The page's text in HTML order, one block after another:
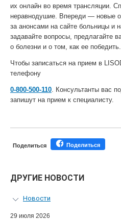
их онлайн во время трансляции.
неравнодушие. Впереди — новые
за анонсами на сайте больницы и
задавайте вопросы, предлагайте
о болезни и о том, как ее
Чтобы записаться на прием в
телефону
0-800-500-110. Консультанты вас
запишут на прием к специалисту.
Поделиться Поделиться
ДРУГИЕ НОВОСТИ
Новости
Персональный гид
29 июля 2026